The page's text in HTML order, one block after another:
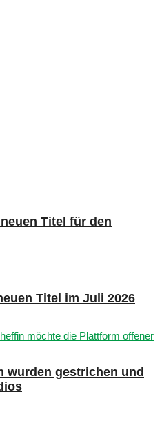
Titel für den
Titel im Juli 2026
wurden gestrichen und